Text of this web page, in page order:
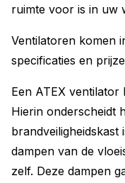
ruimte voor is in uw
Ventilatoren komen
specificaties en
Een ATEX ventilator
Hierin onderscheidt
brandveiligheidskast
dampen van de
zelf. Deze dampen